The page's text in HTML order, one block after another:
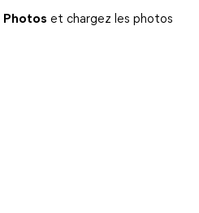
Photos et chargez les photos